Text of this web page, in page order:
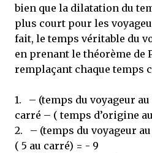
bien que la dilatation du
plus court pour les
fait, le temps véritable du
en prenant le théorème de
remplaçant chaque temps
1. – (temps du voyageur
carré – ( temps d’origine
2. – (temps du voyageur
( 5 au carré) = - 9